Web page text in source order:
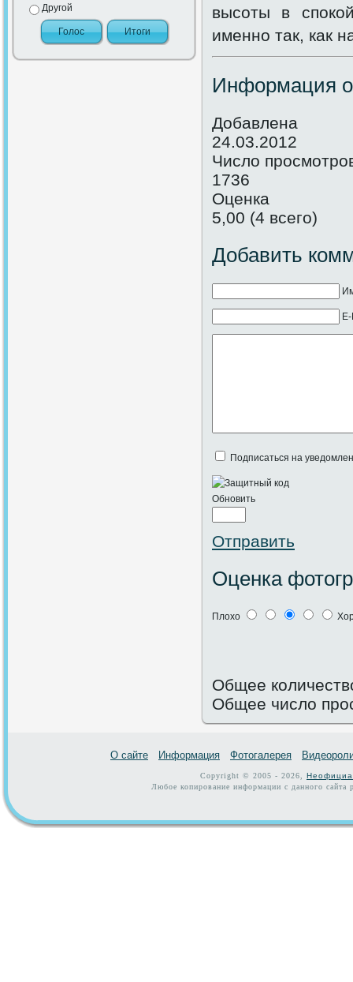
Другой
высоты в
именно так, как
Информация
Добавлена
24.03.2012
Число
1736
Оценка
5,00 (4 всего)
Добавить
Подписаться на
Обновить
Отправить
Оценка
Плохо
Общее
Общее число
О сайте Информация Фотогалерея
Copyright © 2005 - 2026,
Любое копирование информации с данного сайта